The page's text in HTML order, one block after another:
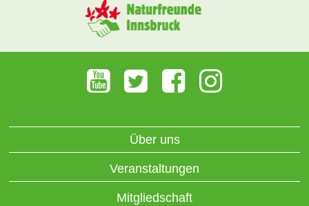
Über uns
Veranstaltungen
Mitgliedschaft